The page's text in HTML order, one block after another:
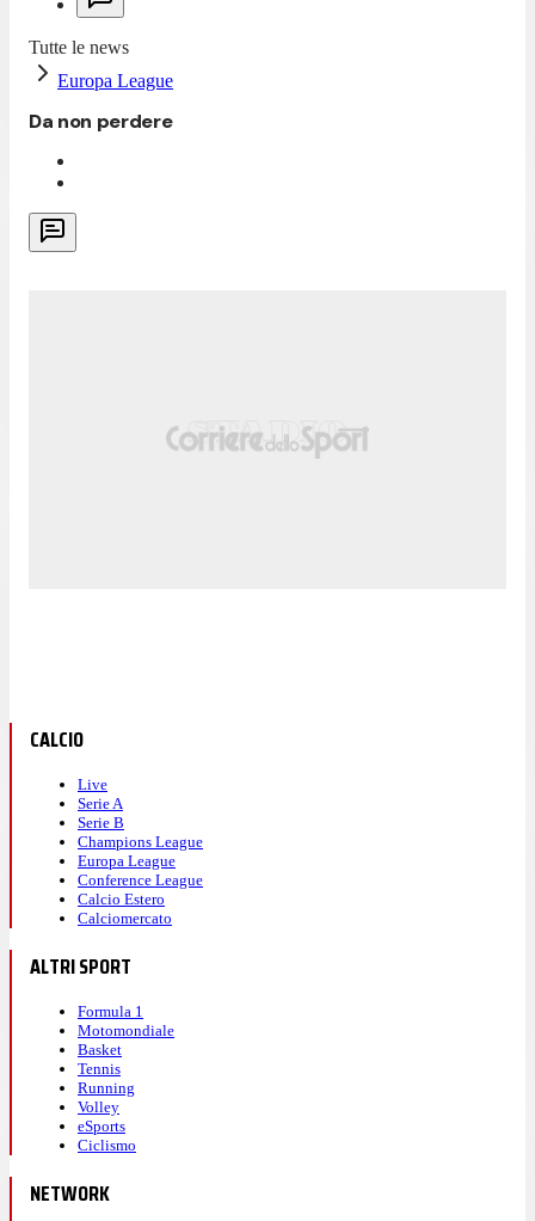
Tutte le news
Europa League
Da non perdere
CALCIO
Live
Serie A
Serie B
Champions League
Europa League
Conference League
Calcio Estero
Calciomercato
ALTRI SPORT
Formula 1
Motomondiale
Basket
Tennis
Running
Volley
eSports
Ciclismo
NETWORK